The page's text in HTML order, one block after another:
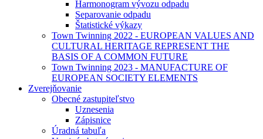
Harmonogram vývozu odpadu
Separovanie odpadu
Štatistické výkazy
Town Twinning 2022 - EUROPEAN VALUES AND
CULTURAL HERITAGE REPRESENT THE
BASIS OF A COMMON FUTURE
Town Twinning 2023 - MANUFACTURE OF
EUROPEAN SOCIETY ELEMENTS
Zverejňovanie
Obecné zastupiteľstvo
Uznesenia
Zápisnice
Úradná tabuľa